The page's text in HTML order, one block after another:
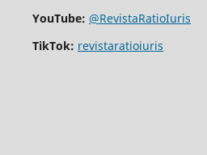
YouTube: @RevistaRatioIuris
TikTok: revistaratioiuris